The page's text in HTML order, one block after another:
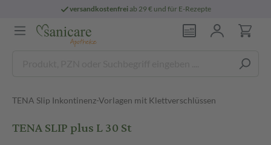
versandkostenfreiab 29 € und für E-Rezepte
TENA Slip Inkontinenz-Vorlagen mit Klettverschlüssen
TENA SLIP plus L 30 St